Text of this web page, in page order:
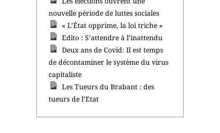
nouvelle période de luttes sociales
« L’État opprime, la loi triche »
Edito : S’attendre à l’inattendu
Deux ans de Covid: Il est temps
de décontaminer le système du virus
capitaliste
Les Tueurs du Brabant : des
tueurs de l’Etat